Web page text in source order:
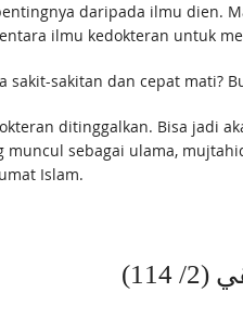
daripada ilmu dien.
ilmu kedokteran untuk
sakit-sakitan dan cepat mati?
ditinggalkan. Bisa jadi
muncul sebagai ulama,
Islam.